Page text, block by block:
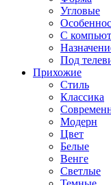
Угловые
С
Под
Прихожие
Стиль
Классика
Модерн
Цвет
Белые
Венге
Светлые